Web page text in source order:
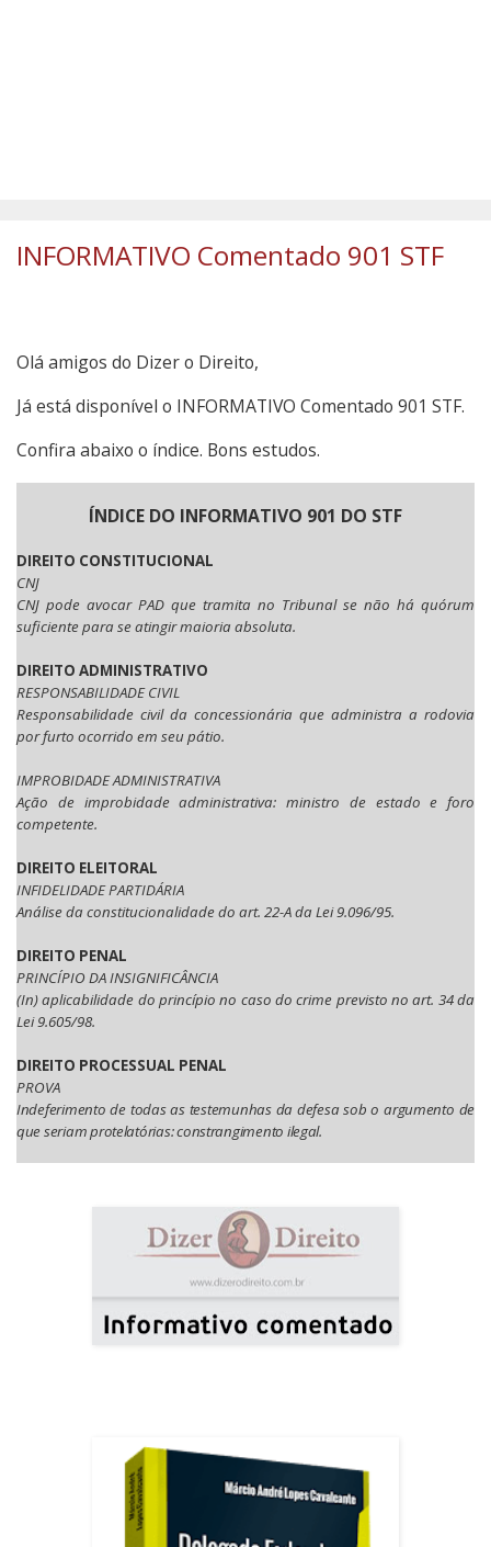
INFORMATIVO Comentado 901 STF
Olá amigos do Dizer o Direito,
Já está disponível o INFORMATIVO Comentado 901 STF.
Confira abaixo o índice. Bons estudos.
ÍNDICE DO INFORMATIVO 901 DO STF
DIREITO CONSTITUCIONAL
CNJ
CNJ pode avocar PAD que tramita no Tribunal se não há quórum
suficiente para se atingir maioria absoluta.
DIREITO ADMINISTRATIVO
RESPONSABILIDADE CIVIL
Responsabilidade civil da concessionária que administra a rodovia
por furto ocorrido em seu pátio.
IMPROBIDADE ADMINISTRATIVA
Ação de improbidade administrativa: ministro de estado e foro
competente.
DIREITO ELEITORAL
INFIDELIDADE PARTIDÁRIA
Análise da constitucionalidade do art. 22-A da Lei 9.096/95.
DIREITO PENAL
PRINCÍPIO DA INSIGNIFICÂNCIA
(In) aplicabilidade do princípio no caso do crime previsto no art. 34 da
Lei 9.605/98.
DIREITO PROCESSUAL PENAL
PROVA
Indeferimento de todas as testemunhas da defesa sob o argumento de
que seriam protelatórias: constrangimento ilegal.